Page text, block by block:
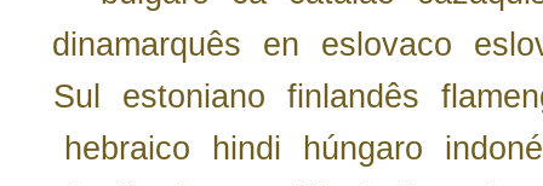
dinamarquês
en eslovaco
Sul
estoniano finlandês
hebraico
hindi húngaro